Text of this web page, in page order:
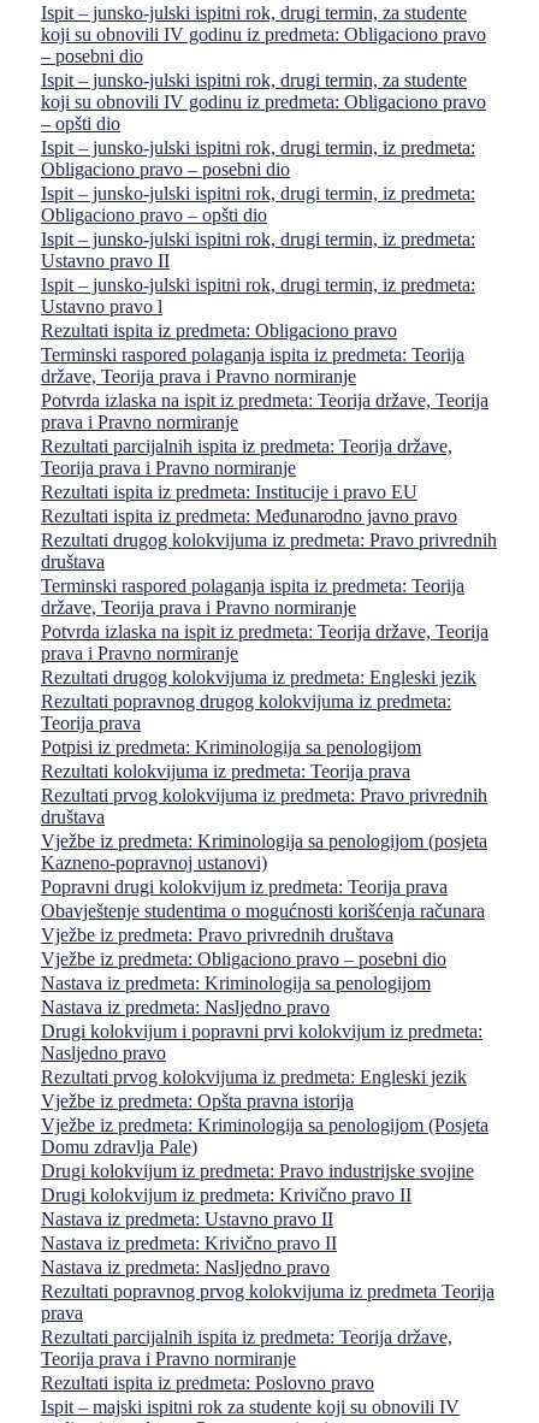
Ispit – junsko-julski ispitni rok, drugi termin, za studente
koji su obnovili IV godinu iz predmeta: Obligaciono pravo
– posebni dio
Ispit – junsko-julski ispitni rok, drugi termin, za studente
koji su obnovili IV godinu iz predmeta: Obligaciono pravo
– opšti dio
Ispit – junsko-julski ispitni rok, drugi termin, iz predmeta:
Obligaciono pravo – posebni dio
Ispit – junsko-julski ispitni rok, drugi termin, iz predmeta:
Obligaciono pravo – opšti dio
Ispit – junsko-julski ispitni rok, drugi termin, iz predmeta:
Ustavno pravo II
Ispit – junsko-julski ispitni rok, drugi termin, iz predmeta:
Ustavno pravo l
Rezultati ispita iz predmeta: Obligaciono pravo
Terminski raspored polaganja ispita iz predmeta: Teorija
države, Teorija prava i Pravno normiranje
Potvrda izlaska na ispit iz predmeta: Teorija države, Teorija
prava i Pravno normiranje
Rezultati parcijalnih ispita iz predmeta: Teorija države,
Teorija prava i Pravno normiranje
Rezultati ispita iz predmeta: Institucije i pravo EU
Rezultati ispita iz predmeta: Međunarodno javno pravo
Rezultati drugog kolokvijuma iz predmeta: Pravo privrednih
društava
Terminski raspored polaganja ispita iz predmeta: Teorija
države, Teorija prava i Pravno normiranje
Potvrda izlaska na ispit iz predmeta: Teorija države, Teorija
prava i Pravno normiranje
Rezultati drugog kolokvijuma iz predmeta: Engleski jezik
Rezultati popravnog drugog kolokvijuma iz predmeta:
Teorija prava
Potpisi iz predmeta: Kriminologija sa penologijom
Rezultati kolokvijuma iz predmeta: Teorija prava
Rezultati prvog kolokvijuma iz predmeta: Pravo privrednih
društava
Vježbe iz predmeta: Kriminologija sa penologijom (posjeta
Kazneno-popravnoj ustanovi)
Popravni drugi kolokvijum iz predmeta: Teorija prava
Obavještenje studentima o mogućnosti korišćenja računara
Vježbe iz predmeta: Pravo privrednih društava
Vježbe iz predmeta: Obligaciono pravo – posebni dio
Nastava iz predmeta: Kriminologija sa penologijom
Nastava iz predmeta: Nasljedno pravo
Drugi kolokvijum i popravni prvi kolokvijum iz predmeta:
Nasljedno pravo
Rezultati prvog kolokvijuma iz predmeta: Engleski jezik
Vježbe iz predmeta: Opšta pravna istorija
Vježbe iz predmeta: Kriminologija sa penologijom (Posjeta
Domu zdravlja Pale)
Drugi kolokvijum iz predmeta: Pravo industrijske svojine
Drugi kolokvijum iz predmeta: Krivično pravo II
Nastava iz predmeta: Ustavno pravo II
Nastava iz predmeta: Krivično pravo II
Nastava iz predmeta: Nasljedno pravo
Rezultati popravnog prvog kolokvijuma iz predmeta Teorija
prava
Rezultati parcijalnih ispita iz predmeta: Teorija države,
Teorija prava i Pravno normiranje
Rezultati ispita iz predmeta: Poslovno pravo
Ispit – majski ispitni rok za studente koji su obnovili IV